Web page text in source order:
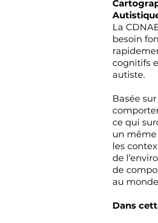
La
besoin
cognitifs
autiste.
Basée
ce qui
un
les
de
de
au
Dans